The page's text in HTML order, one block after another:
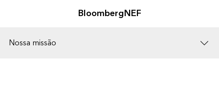
BloombergNEF
Nossa missão